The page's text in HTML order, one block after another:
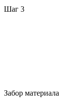
Шаг 3
Забор материала